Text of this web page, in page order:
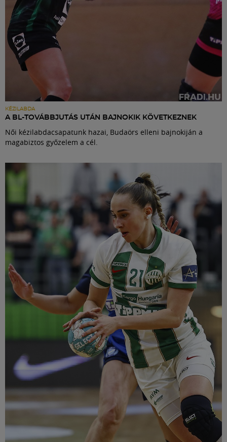
KÉZILABDA
A BL-TOVÁBBJUTÁS UTÁN BAJNOKIK KÖVETKEZNEK
Női kézilabdacsapatunk hazai, Budaörs elleni bajnokiján a
magabiztos győzelem a cél.
Meccscenter
Klub
Szolgáltatások
Shop
Közösség
Múzeum
English